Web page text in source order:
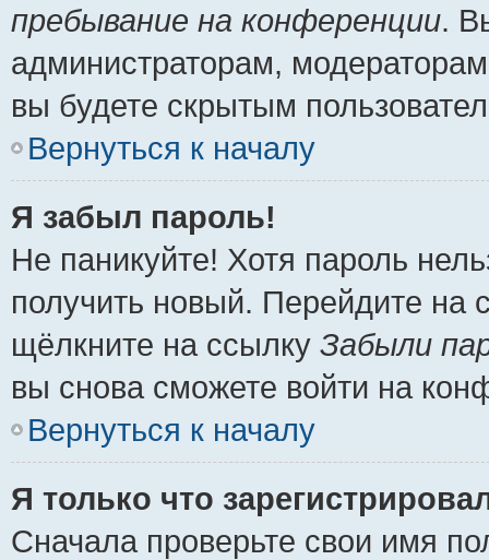
пребывание на конференции.
администраторам,
вы будете скрытым
Вернуться к началу
Я забыл пароль!
Не паникуйте! Хотя пароль
получить новый. Перейдите на
щёлкните на ссылку Забыли
вы снова сможете войти на
Вернуться к началу
Я только что
Сначала проверьте свои имя